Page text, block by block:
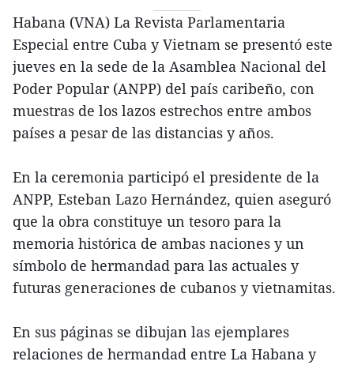
Habana (VNA) La Revista Parlamentaria
Especial entre Cuba y Vietnam se presentó este
jueves en la sede de la Asamblea Nacional del
Poder Popular (ANPP) del país caribeño, con
muestras de los lazos estrechos entre ambos
países a pesar de las distancias y años.
En la ceremonia participó el presidente de la
ANPP, Esteban Lazo Hernández, quien aseguró
que la obra constituye un tesoro para la
memoria histórica de ambas naciones y un
símbolo de hermandad para las actuales y
futuras generaciones de cubanos y vietnamitas.
En sus páginas se dibujan las ejemplares
relaciones de hermandad entre La Habana y